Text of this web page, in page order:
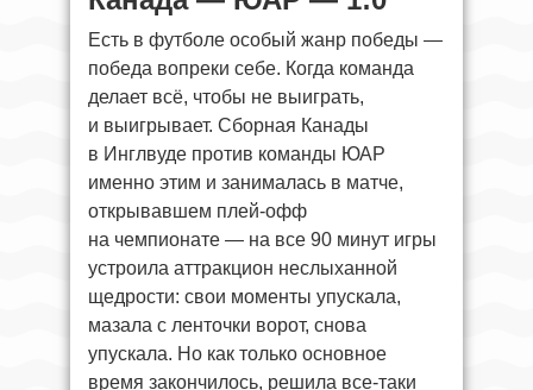
Есть в футболе особый жанр победы —
победа вопреки себе. Когда команда
делает всё, чтобы не выиграть,
и выигрывает. Сборная Канады
в Инглвуде против команды ЮАР
именно этим и занималась в матче,
открывавшем плей-офф
на чемпионате — на все 90 минут игры
устроила аттракцион неслыханной
щедрости: свои моменты упускала,
мазала с ленточки ворот, снова
упускала. Но как только основное
время закончилось, решила все-таки